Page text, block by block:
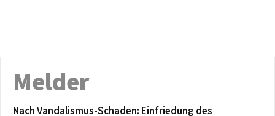
Melder
Nach Vandalismus-Schaden: Einfriedung des